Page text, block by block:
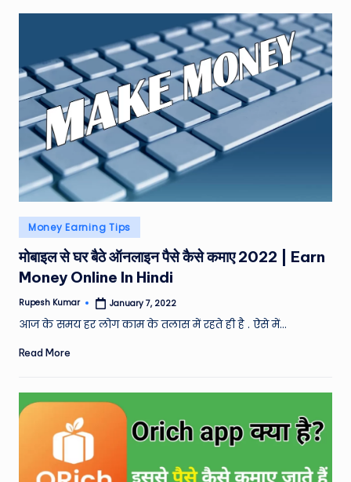
Posted
in
Money Earning Tips
मोबाइल से घर बैठे ऑनलाइन पैसे कैसे कमाए 2022 | Earn
Money Online In Hindi
Posted
Rupesh Kumar January 7, 2022
आज के समय हर लोग काम के तलास में रहते ही है . ऐसे में…
Read More